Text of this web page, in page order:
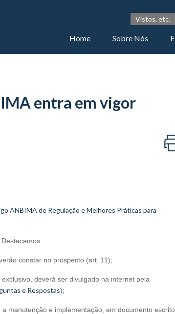
Vistos, etc.
Home Sobre Nós
entra em vigor
ANBIMA de Regulação e Melhores Práticas para
constar no prospecto (art. 11);
deverá ser divulgado na internet pela
e Respostas);
manutenção e implementação, em documento escrito,